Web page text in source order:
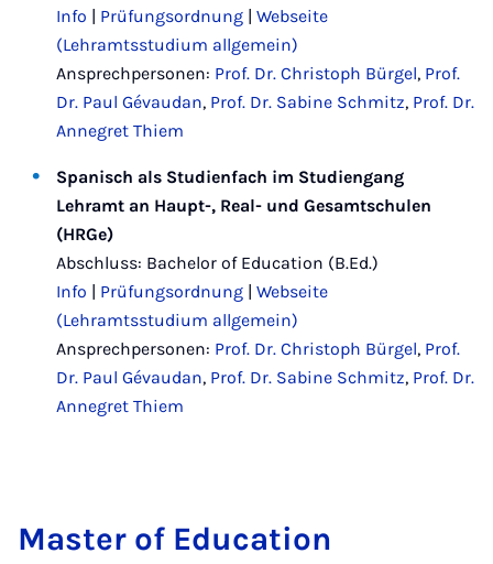
Info | Prüfungsordnung |Webseite
(Lehramtsstudium allgemein)
Ansprechpersonen: Prof. Dr. Christoph Bürgel, Prof.
Dr. Paul Gévaudan, Prof. Dr. Sabine Schmitz, Prof. Dr.
Annegret Thiem
Spanisch als Studienfach im Studiengang
Lehramt an Haupt-, Real- und Gesamtschulen
(HRGe)
Abschluss: Bachelor of Education (B.Ed.)
Info | Prüfungsordnung |Webseite
(Lehramtsstudium allgemein)
Ansprechpersonen: Prof. Dr. Christoph Bürgel, Prof.
Dr. Paul Gévaudan, Prof. Dr. Sabine Schmitz, Prof. Dr.
Annegret Thiem
Mas­ter of Edu­ca­tion